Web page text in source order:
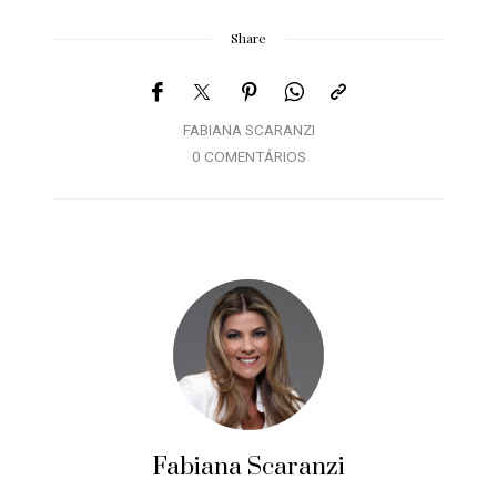
Share
FABIANA SCARANZI
0 COMENTÁRIOS
Fabiana Scaranzi